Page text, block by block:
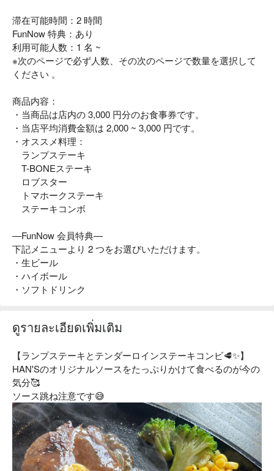
滞在可能時間：2 時間
FunNow 特典：あり
利用可能人数：1 名 ~
※次のページで必ず人数、その次のページで数量を選択して
ください 。
商品内容：
・当商品は店内の 3,000 円分のお食事券です。
・当店平均消費金額は 2,000 ~ 3,000 円です。
・オススメ料理：
ランプステーキ
T-BONEステーキ
ロブスター
トマホークステーキ
ステーキコンボ
—FunNow 会員特典—
下記メニューより 2 つをお選びいただけます。
・生ビール
・ハイボール
・ソフトドリンク
ดูรายละเอียดเพิ่มเติม
【ランプステーキとテンダーロインステーキコンビ🥩✨】
HAN'Sのオリジナルソースをたっぷりかけて食べるのが今の
気分🥰
ソース跳ね注意です😅